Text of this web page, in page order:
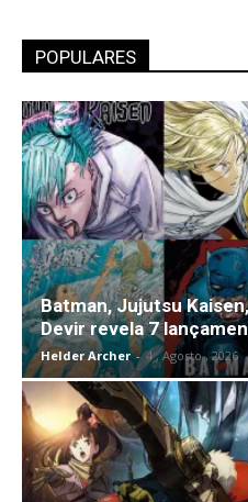
POPULARES
Batman, Jujutsu
Devir revela 7
Helder Archer - 4 , Agosto , 2026